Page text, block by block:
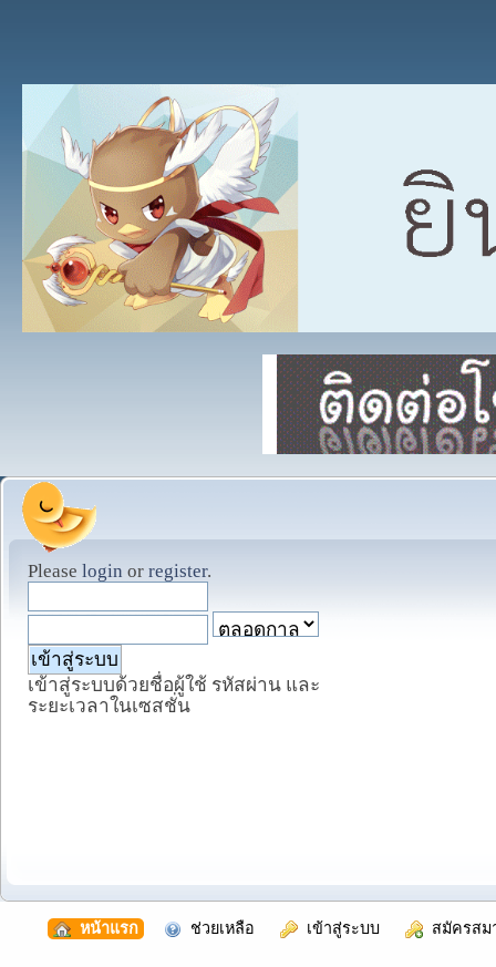
Please login or register.
เข้าสู่ระบบด้วยชื่อผู้ใช้ รหัสผ่าน และ
ระยะเวลาในเซสชั่น
หน้าแรก ช่วยเหลือ เข้าสู่ระบบ สมัครสม